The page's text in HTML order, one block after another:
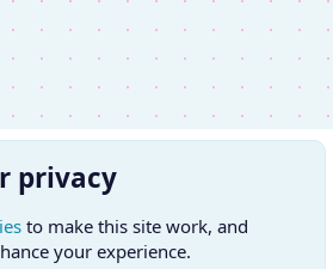
privacy
to make this site work, and
your experience.